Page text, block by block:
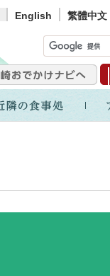
English 繁體中文